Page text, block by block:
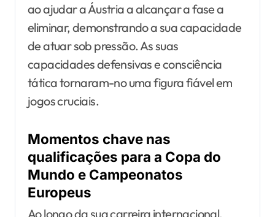
ao ajudar a Áustria a alcançar a fase a
eliminar, demonstrando a sua capacidade
de atuar sob pressão. As suas
capacidades defensivas e consciência
tática tornaram-no uma figura fiável em
jogos cruciais.
Momentos chave nas
qualificações para a Copa do
Mundo e Campeonatos
Europeus
Ao longo da sua carreira internacional,